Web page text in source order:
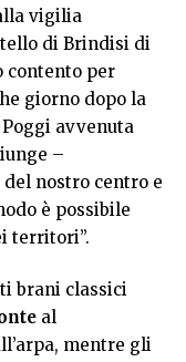
vigilia
di Brindisi di
contento per
giorno dopo la
avvenuta
–
nostro centro e
è possibile
territori”.
brani classici
al
mentre gli